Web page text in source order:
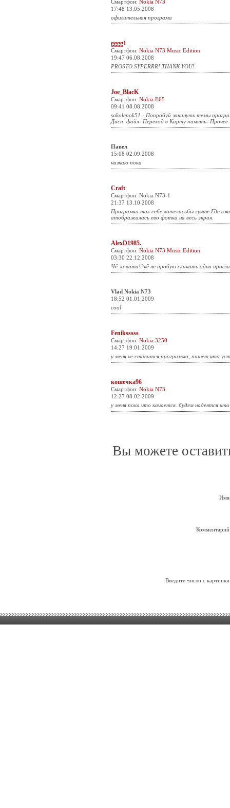
Смартфон: Nokia N73
17:48 13.05.2008
офигительная програма
gggg1
Смартфон: Nokia N73 Music Edition
19:47 06.08.2008
PROSTO SYPERRR! THANK YOU!
Joe_BlacK
Смартфон: Nokia E65
09:41 08.08.2008
sokolenok51 - Попробуй закинуть темы
Дисп. файл- Переход в Карту память-
Павел
15:08 02.09.2008
низнаю пока
Craft
Смартфон: Nokia N73-1
21:37 13.10.2008
Програмка так себе хотеласьбы лучше.Где
атображалась ево фотка на весь экран.
AlexD1985.
Смартфон: Nokia N73 Music Edition
03:30 22.12.2008
Чё за вата!?чё не пробую скачать одни
Vlad Nokia N73
18:52 01.01.2009
cool
Feniksssss
Смартфон: Nokia 3250
14:27 19.01.2009
у меня не ставится программа, пишет что
кошечка96
Смартфон: Nokia N73
12:27 08.02.2009
у меня пока что качается. будем надеятся
Вы можете
Введите число с